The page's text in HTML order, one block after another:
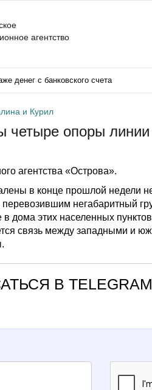
агентство
денег с банковского счета
и Курил
опоры линии
агентства «Острова».
в конце прошлой недели
негабаритный
дома этих населенных
связь между западными и
В TELEGRAM